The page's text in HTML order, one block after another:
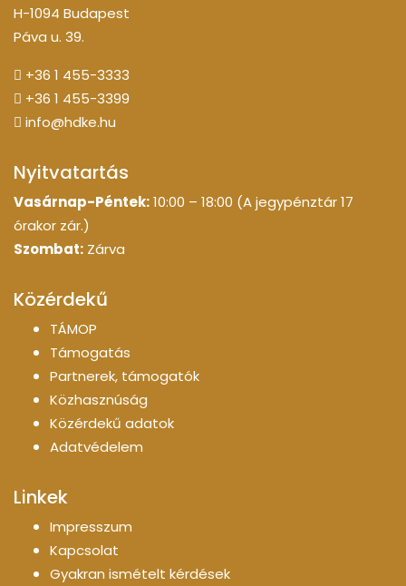
H-1094 Budapest
Páva u. 39.
+36 1 455-3333
+36 1 455-3399
info@hdke.hu
Nyitvatartás
Vasárnap-Péntek:10:00 – 18:00 (A jegypénztár 17
órakor zár.)
Szombat: Zárva
Közérdekű
TÁMOP
Támogatás
Partnerek, támogatók
Közhasznúság
Közérdekű adatok
Adatvédelem
Linkek
Impresszum
Kapcsolat
Gyakran ismételt kérdések